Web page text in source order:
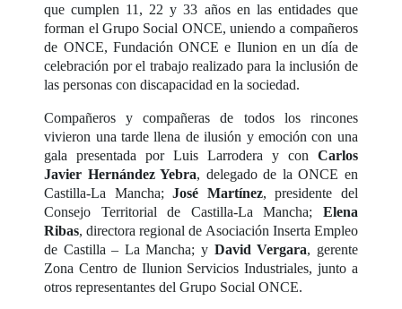
que cumplen 11, 22 y 33 años en las entidades que
forman el Grupo Social ONCE, uniendo a compañeros
de ONCE, Fundación ONCE e Ilunion en un día de
celebración por el trabajo realizado para la inclusión de
las personas con discapacidad en la sociedad.
Compañeros y compañeras de todos los rincones
vivieron una tarde llena de ilusión y emoción con una
gala presentada por Luis Larrodera y con Carlos
Javier Hernández Yebra, delegado de la ONCE en
Castilla-La Mancha;José Martínez, presidente del
Consejo Territorial de Castilla-La Mancha; Elena
Ribas, directora regional de Asociación Inserta Empleo
de Castilla – La Mancha; y David Vergara, gerente
Zona Centro de Ilunion Servicios Industriales, junto a
otros representantes del Grupo Social ONCE.